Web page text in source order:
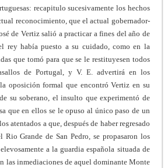
recapitulo sucesivamente los hechos
reconocimiento, que el actual gobernador-
de Vertiz salió a practicar a fines del año de
rey había puesto a su cuidado, como en la
que tomó para que se le restituyesen todos
de Portugal, y V. E. advertirá en los
oposición formal que encontró Vertiz en su
su soberano, el insulto que experimentó de
que en ellos se le opuso al único paso de un
atentados a que, después de haber regresado
Grande de San Pedro, se propasaron los
a la guardia española situada de
las inmediaciones de aquel dominante Monte